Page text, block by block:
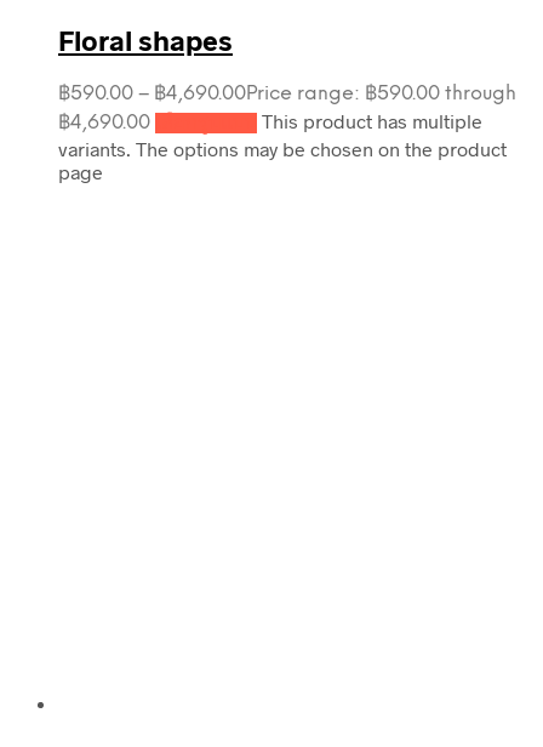
Floral shapes
฿590.00 – ฿4,690.00Price range: ฿590.00 through
฿4,690.00
This product has multiple
variants. The options may be chosen on the product
page